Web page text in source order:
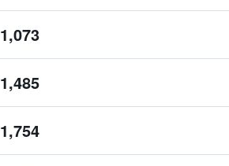
1,073 ﷼
1,485 ﷼
1,754 ﷼